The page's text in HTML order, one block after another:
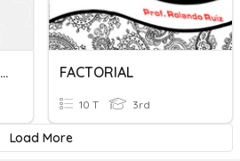
KAIDAH PERKALIAN DAN FAKTORIAL FACTORIAL
10 T 3rd
Load More